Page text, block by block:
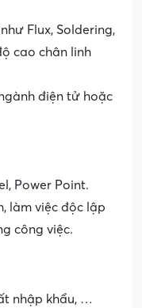
Flux, Soldering,
cao chân linh
điện tử hoặc
Power Point.
làm việc độc lập
công việc.
nhập khẩu, …